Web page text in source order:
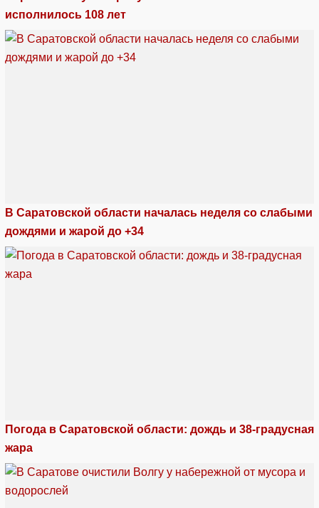
исполнилось 108 лет
В Саратовской области началась неделя со слабыми
дождями и жарой до +34
Погода в Саратовской области: дождь и 38-градусная
жара